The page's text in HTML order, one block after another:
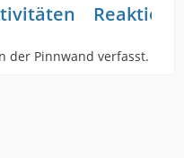
der Pinnwand verfasst.